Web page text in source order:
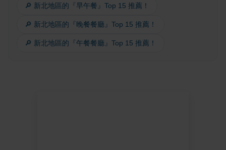
🔎 新北地區的『早午餐』Top 15 推薦！
🔎 新北地區的『晚餐餐廳』Top 15 推薦！
🔎 新北地區的『午餐餐廳』Top 15 推薦！